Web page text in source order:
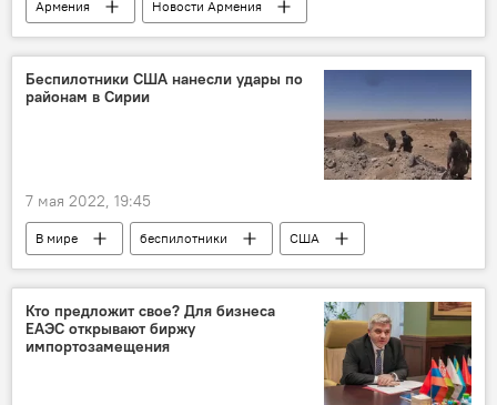
Армения
Новости Армения
Политика
МЧС
арест
Общество
Беспилотники США нанесли удары по
районам в Сирии
7 мая 2022, 19:45
В мире беспилотники
США
удары
Сирия
Кто предложит свое? Для бизнеса
ЕАЭС открывают биржу
импортозамещения